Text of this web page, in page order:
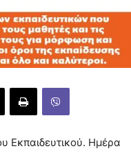
Εκπαιδευτικού. Ημέρα